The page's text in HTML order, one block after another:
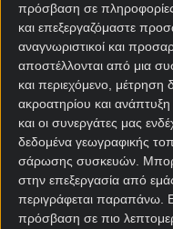
πρόσβαση σε
και επεξεργαζόμαστε
αναγνωριστικοί και
αποστέλλονται από μια
και περιεχόμενο, μέτρηση
ακροατηρίου και
και οι συνεργάτες μας
δεδομένα γεωγραφικής
σάρωσης συσκευών.
στην επεξεργασία από
περιγράφεται παραπάνω.
πρόσβαση σε πιο
ΗΠορτογαλίαγια
φαβορί για την
πρέπει να αποδείξει
φτάσει μακριά. Και
αποκάλυψε πολλές
δεν είναι τυχαίο
ενδέχεται να
αν η Πορτογαλία δεν